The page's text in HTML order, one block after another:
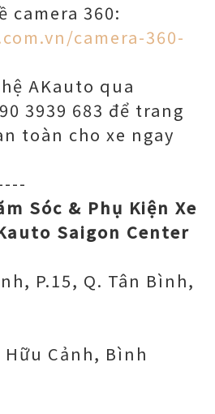
camera 360:
camera-360-
AKauto qua
3939 683 để trang
toàn cho xe ngay
Sóc & Phụ Kiện Xe
Saigon Center
P.15, Q. Tân Bình,
Hữu Cảnh, Bình